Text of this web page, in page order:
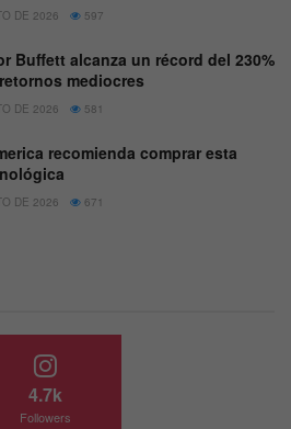
DE 2026 597
Buffett alcanza un récord del 230%
mediocres
DE 2026 581
recomienda comprar esta
DE 2026 671
4.7k
Followers